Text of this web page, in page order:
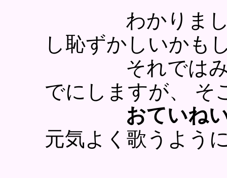
わかりました
し恥ずかしいかも
それではみな
でにしますが、 そ
おていね
元気よく歌うよう